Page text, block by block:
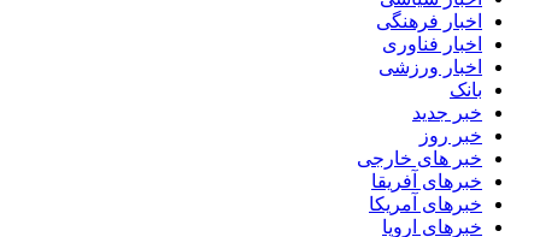
اخبار فرهنگی
اخبار فناوری
اخبار ورزشی
بانک
خبر جدید
خبر روز
خبر های خارجی
خبرهای آفریقا
خبرهای آمریکا
خبرهای اروپا